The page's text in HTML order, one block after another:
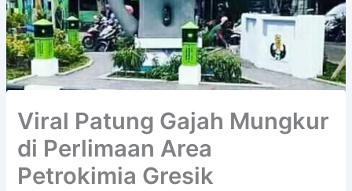
Viral Patung Gajah Mungkur
di Perlimaan Area
Petrokimia Gresik